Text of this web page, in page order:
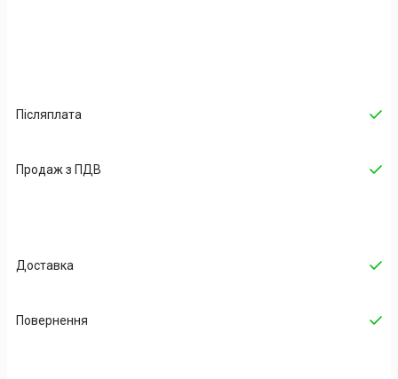
Післяплата
Продаж з ПДВ
Доставка
Повернення